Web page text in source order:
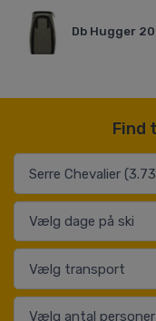
Db Hugger
Find